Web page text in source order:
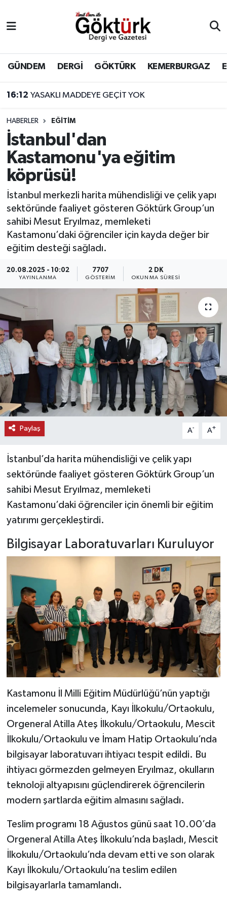
GÜNDEM DERGİ GÖKTÜRK KEMERBURGAZ
16:12 YASAKLI MADDEYE GEÇİT YOK
HABERLER EĞİTİM
İstanbul'dan
Kastamonu'ya eğitim
köprüsü!
İstanbul merkezli harita mühendisliği ve çelik yapı
sektöründe faaliyet gösteren Göktürk Group’un
sahibi Mesut Eryılmaz, memleketi
Kastamonu’daki öğrenciler için kayda değer bir
eğitim desteği sağladı.
20.08.2025 - 10:02
YAYINLANMA
7707
GÖSTERIM
2 DK
OKUNMA SÜRESI
Paylaş A- A+
İstanbul’da harita mühendisliği ve çelik yapı
sektöründe faaliyet gösteren Göktürk Group’un
sahibi Mesut Eryılmaz, memleketi
Kastamonu’daki öğrenciler için önemli bir eğitim
yatırımı gerçekleştirdi.
Bilgisayar Laboratuvarları Kuruluyor
Kastamonu İl Milli Eğitim Müdürlüğü’nün yaptığı
incelemeler sonucunda, Kayı İlkokulu/Ortaokulu,
Orgeneral Atilla Ateş İlkokulu/Ortaokulu, Mescit
İlkokulu/Ortaokulu ve İmam Hatip Ortaokulu’nda
bilgisayar laboratuvarı ihtiyacı tespit edildi. Bu
ihtiyacı görmezden gelmeyen Eryılmaz, okulların
teknoloji altyapısını güçlendirerek öğrencilerin
modern şartlarda eğitim almasını sağladı.
Teslim programı 18 Ağustos günü saat 10.00’da
Orgeneral Atilla Ateş İlkokulu’nda başladı, Mescit
İlkokulu/Ortaokulu’nda devam etti ve son olarak
Kayı İlkokulu/Ortaokulu’na teslim edilen
bilgisayarlarla tamamlandı.
BİLİM
DERGİ
DÜNYA
EĞİTİM
EKONOMİ
GÖKTÜRK
GÜNDEM
KEMERBURGAZ
KÜLTÜR - SANAT
ÖZEL HABER
SAĞLIK
SPOR
TEKNOLOJİ
TİCARET
YAŞAM
Eyüpsultan Hava Durumu
Eyüpsultan Trafik Yoğunluk Haritası
Süper Lig Puan Durumu ve Fikstür
Tüm Manşetler
Son Dakika Haberleri
Haber Arşivi